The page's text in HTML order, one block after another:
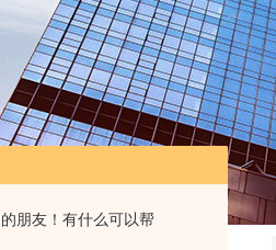
朋友！有什么可以帮